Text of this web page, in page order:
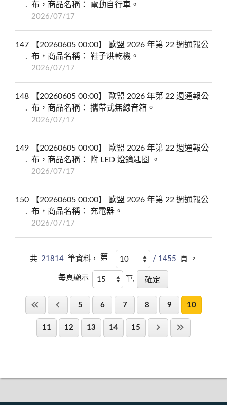
布，商品名稱： 電動自行車。
2026/07/17
147
【20260605 00:00】 歐盟 2026 年第 22 週通報公
布，商品名稱： 鞋子烘乾機。
2026/07/17
148
【20260605 00:00】 歐盟 2026 年第 22 週通報公
布，商品名稱： 攜帶式無線音箱。
2026/07/17
149
【20260605 00:00】 歐盟 2026 年第 22 週通報公
布，商品名稱： 附 LED 燈鑰匙圈 。
2026/07/17
150
【20260605 00:00】 歐盟 2026 年第 22 週通報公
布，商品名稱： 充電器。
2026/07/17
共 21814 筆資料， 第 / 1455 頁 ，
每頁顯示 筆,
5 6 7 8 9 10
11 12 13 14 15